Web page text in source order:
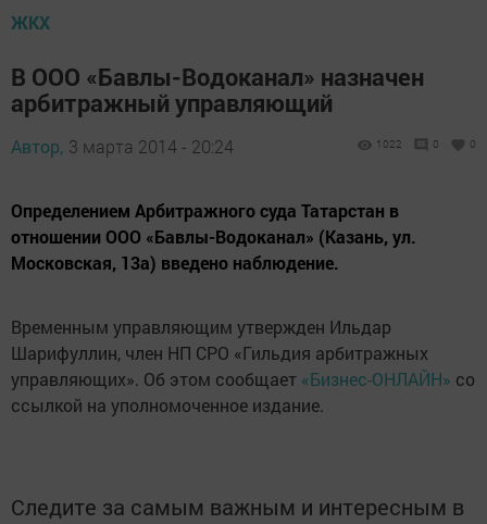
ЖКХ
В ООО «Бавлы-Водоканал» назначен
арбитражный управляющий
Автор, 3 марта 2014 - 20:24 1022 0 0
Определением Арбитражного суда Татарстан в
отношении ООО «Бавлы-Водоканал» (Казань, ул.
Московская, 13а) введено наблюдение.
Временным управляющим утвержден Ильдар
Шарифуллин, член НП СРО «Гильдия арбитражных
управляющих». Об этом сообщает «Бизнес-ОНЛАЙН» со
ссылкой на уполномоченное издание.
Следите за самым важным и интересным в